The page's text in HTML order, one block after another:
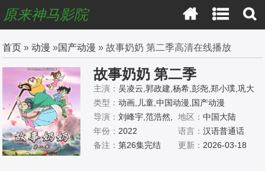
原来神马影院
首页 »动漫 »国产动漫 » 故事奶奶 第二季高清在线播放
故事奶奶 第二季
主演：吴凌云,郭政建,杨希,彭尧,郑小璞,巩大
方,赵欣,赵铭洲,王晨光,刘琮,巫蛊悠悠,李嘉祥,
杨默,杨莹,李金燕,傅晨阳,唐小喜,苗得雨,林强,
刘蕊,梁晓强,张赫,文森,陈昭,魏一凡,马语非,景
向,李逸,许峻茗,刘妤姻子
类型：动画,儿童,中国动漫,国产动漫
导演：刘峰宇,范浩然,
高吉童
地区： 中国大陆
年份： 2022 语言： 汉语普通话
备注：第26集完结 更新： 2026-03-18